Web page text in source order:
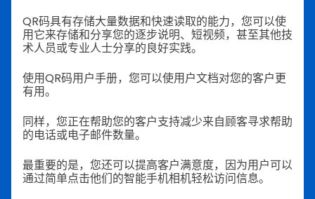
QR码具有存储大量数据和快速读取的能力，您可以使
用它来存储和分享您的逐步说明、短视频，甚至其他技
术人员或专业人士分享的良好实践。
使用QR码用户手册，您可以使用户文档对您的客户更
有用。
同样，您正在帮助您的客户支持减少来自顾客寻求帮助
的电话或电子邮件数量。
最重要的是，您还可以提高客户满意度，因为用户可以
通过简单点击他们的智能手机相机轻松访问信息。